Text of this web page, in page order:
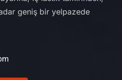
geniş bir yelpazede